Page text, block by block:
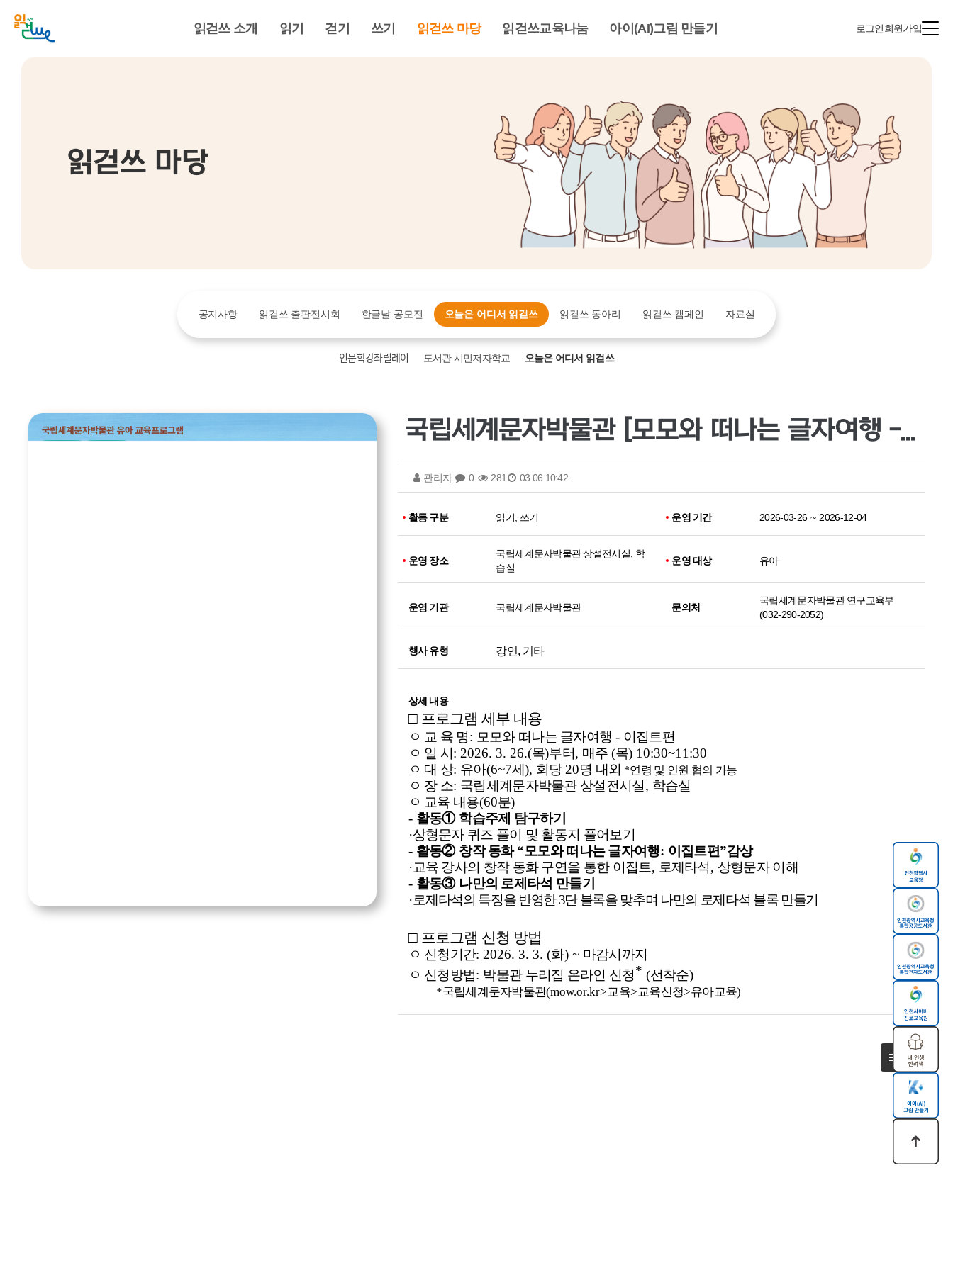
읽걷쓰 소개 읽기 걷기 쓰기 읽걷쓰 마당 읽걷쓰교육나눔 아이(AI)그림 만들기 로그인회원가입
읽걷쓰 마당
공지사항 읽걷쓰 출판전시회 한글날 공모전 오늘은 어디서 읽걷쓰 읽걷쓰 동아리 읽걷쓰 캠페인 자료실
인문학강좌릴레이 도서관 시민저자학교 오늘은 어디서 읽걷쓰
국립세계문자박물관 [모모와 떠나는 글자여행 - 이집트편] 운영 안내
관리자 0 281 03.06 10:42
활동 구분 읽기, 쓰기 운영 기간 2026-03-26 ~ 2026-12-04
운영 장소
국립세계문자박물관 상설전시실, 학
습실
운영 대상 유아
운영 기관 국립세계문자박물관 문의처
국립세계문자박물관 연구교육부
(032-290-2052)
행사 유형 강연, 기타
상세 내용
□ 프로그램 세부 내용
ㅇ 교 육 명: 모모와 떠나는 글자여행 - 이집트편
ㅇ 일 시 : 2026. 3. 26.(목)부터, 매주 (목) 10:30~11:30
ㅇ 대 상: 유아(6~7세), 회당 20명 내외 *연령 및 인원 협의 가능
ㅇ 장 소: 국립세계문자박물관 상설전시실, 학습실
ㅇ 교육 내용(60분)
- 활동① 학습주제 탐구하기
·상형문자 퀴즈 풀이 및 활동지 풀어보기
- 활동② 창작 동화“모모와 떠나는 글자여행: 이집트편”감상
·교육 강사의 창작 동화 구연을 통한 이집트, 로제타석, 상형문자 이해
- 활동③ 나만의 로제타석 만들기
·로제타석의 특징을 반영한3단 블록을 맞추며 나만의 로제타석 블록 만들기
□ 프로그램 신청 방법
ㅇ 신청기간: 2026. 3. 3. (화) ~ 마감시까지
ㅇ 신청방법: 박물관 누리집 온라인 신청* (선착순)
*국립세계문자박물관(mow.or.kr>교육>교육신청>유아교육)
목록